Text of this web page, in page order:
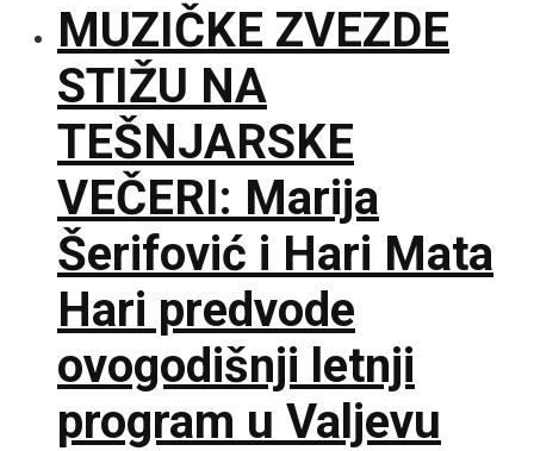
MUZIČKE ZVEZDE
STIŽU NA
TEŠNJARSKE
VEČERI: Marija
Šerifović i Hari Mata
Hari predvode
ovogodišnji letnji
program u Valjevu